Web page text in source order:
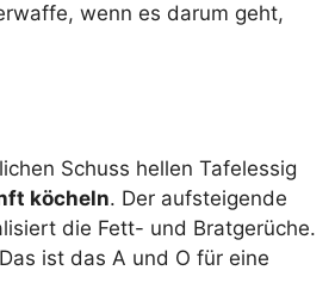
wenn es darum geht,
Schuss hellen Tafelessig
köcheln. Der aufsteigende
die Fett- und Bratgerüche.
ist das A und O für eine